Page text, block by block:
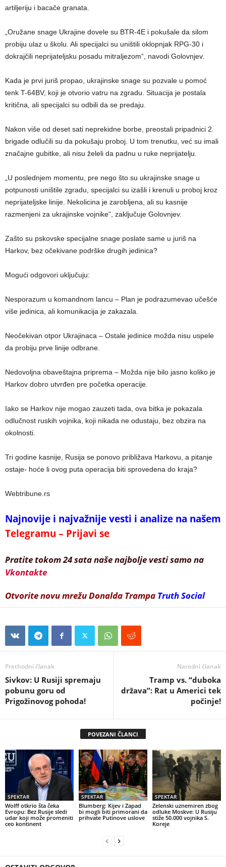
artiljeriju i bacače granata.
„Oružane snage Ukrajine dovele su BTR-4E i pokušale da silom
probiju ulaz u školu. Ali specijalci su uništili oklopnjak RPG-30 i
dokrajčili neprijateljsku posadu mitraljezom“, navodi Golovnjev.
Kada je prvi juriš propao, ukrajinske snage su pozvale u pomoć
tenk T-64BV, koji je otvorio vatru na zgradu. Situacija je postala
kritična, ali specijalci su odbili da se predaju.
Nakon više od deset sati neprekidne borbe, preostali pripadnici 2.
brigade odlučili su da pokušaju proboj. U tom trenutku, već su imali
značajne gubitke, ali nisu želeli da padnu u ruke neprijatelju.
„U poslednjem momentu, pre nego što su ukrajinske snage u
potpunosti uništile zgradu, specijalci su izašli i krenuli u proboj kroz
neprijateljske linije. Nekolicina je zarobljena, ali su kasnije
razmenjeni za ukrajinske vojnike“, zaključuje Golovnjev.
Zašto su pskovske specijalne snage poslate same u juriš na
Harkov, bez očekivane podrške drugih jedinica?
Mogući odgovori uključuju:
Nesporazum u komandnom lancu – Plan je podrazumevao učešće
više jedinica, ali komunikacija je zakazala.
Neočekivan otpor Ukrajinaca – Ostale jedinice možda nisu uspele
da probiju prve linije odbrane.
Nedovoljna obaveštajna priprema – Možda nije bilo jasno koliko je
Harkov dobro utvrđen pre početka operacije.
Iako se Harkov nije mogao zauzeti tada, ova bitka je pokazala
odlučnost ruskih vojnika, koji nikada ne odustaju, bez obzira na
okolnosti.
Tri godine kasnije, Rusija se ponovo približava Harkovu, a pitanje
ostaje- hoće li ovog puta operacija biti sprovedena do kraja?
Webtribune.rs
Najnovije i najvažnije vesti i analize na našem
Telegramu – Prijavi se
Pratite tokom 24 sata naše najbolje vesti samo na
Vkontakte
Otvorite novu mrežu Donalda Trampa Truth Social
Prethodni članak
Sivkov: U Rusiji spremaju
pobunu goru od
Prigožinovog pohoda!
Naredni članak
Tramp vs. “duboka
država”: Rat u Americi tek
počinje!
POVEZANI ČLANCI
SPEKTAR
Wolff otkrio šta čeka
Evropu: Bez Rusije sledi
udar koji može promeniti
ceo kontinent
SPEKTAR
Blumberg: Kijev i Zapad
bi mogli biti primorani da
prihvate Putinove uslove
SPEKTAR
Zelenski uznemiren zbog
odluke Moskve: U Rusiju
stiže 50.000 vojnika S.
Koreje